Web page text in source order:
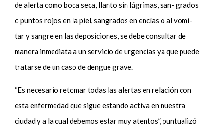
de alerta como boca seca, llanto sin lágrimas, san- grados
o puntos rojos en la piel, sangrados en encías o al vomi-
tar y sangre en las deposiciones, se debe consultar de
manera inmediata a un servicio de urgencias ya que puede
tratarse de un caso de dengue grave.
“Es necesario retomar todas las alertas en relación con
esta enfermedad que sigue estando activa en nuestra
ciudad y a la cual debemos estar muy atentos”, puntualizó